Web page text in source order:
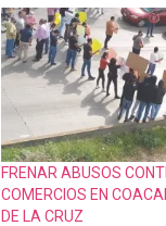
FRENAR ABUSOS
COMERCIOS EN
DE LA CRUZ